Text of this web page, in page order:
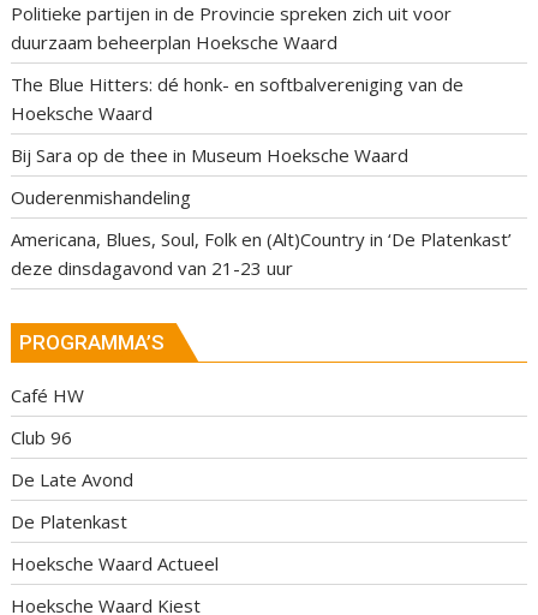
Politieke partijen in de Provincie spreken zich uit voor
duurzaam beheerplan Hoeksche Waard
The Blue Hitters: dé honk- en softbalvereniging van de
Hoeksche Waard
Bij Sara op de thee in Museum Hoeksche Waard
Ouderenmishandeling
Americana, Blues, Soul, Folk en (Alt)Country in ‘De Platenkast’
deze dinsdagavond van 21-23 uur
PROGRAMMA’S
Café HW
Club 96
De Late Avond
De Platenkast
Hoeksche Waard Actueel
Hoeksche Waard Kiest